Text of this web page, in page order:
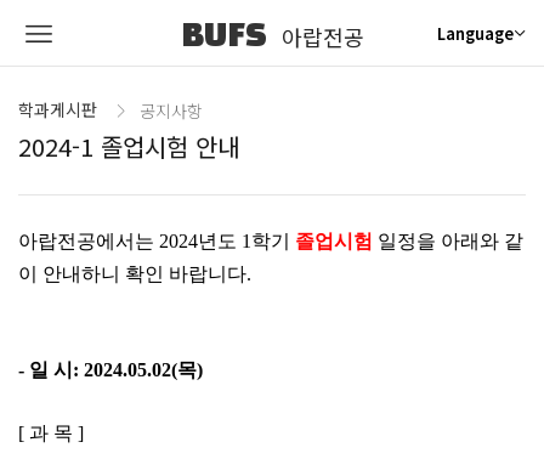
BUFS 아랍전공 Language
학과게시판 공지사항
2024-1 졸업시험 안내
아랍전공에서는 2024년도 1학기 졸업시험 일정을 아래와 같
이 안내하니 확인 바랍니다.
- 일 시: 2024.05.02(목)
[ 과 목 ]